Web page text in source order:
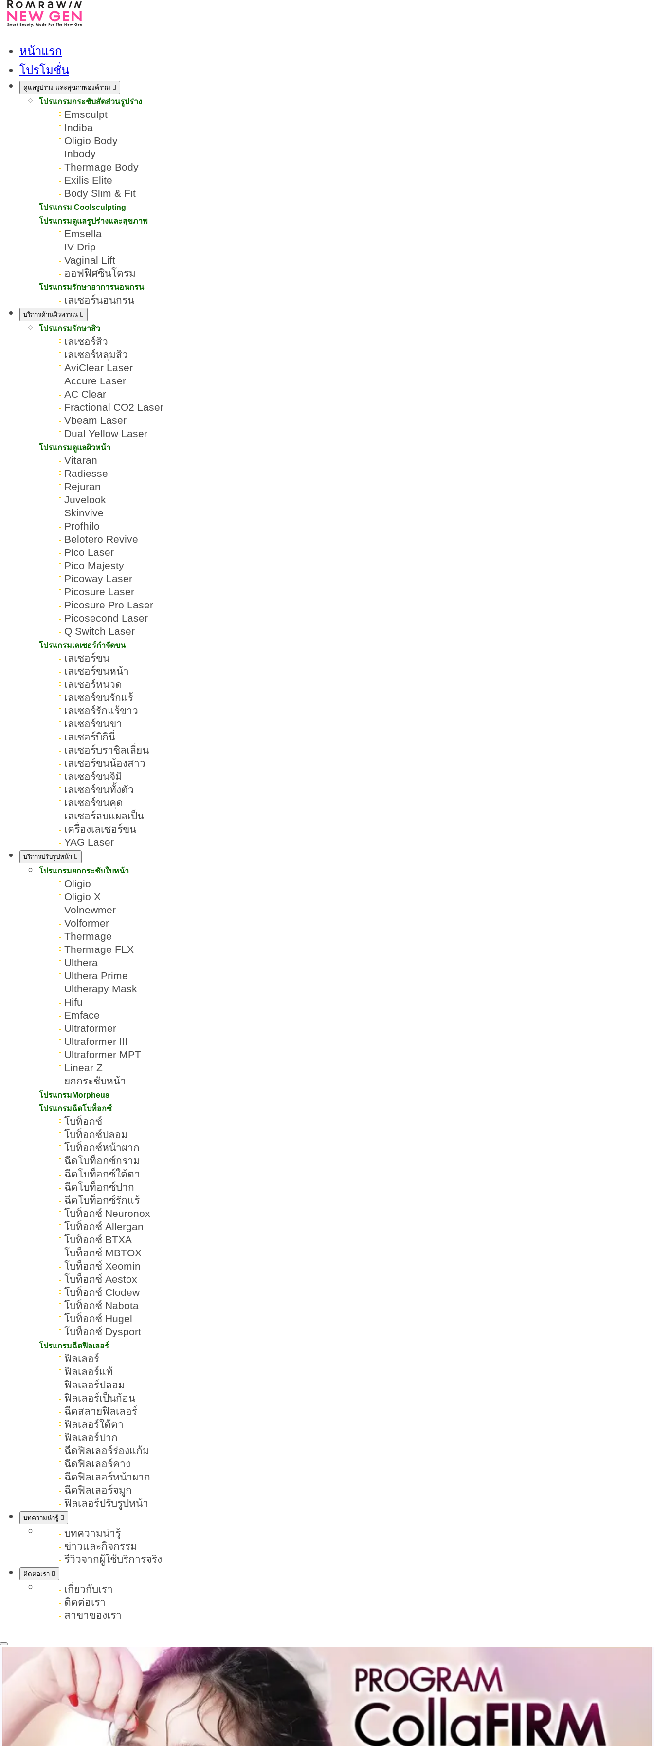
หน้าแรก
โปรโมชั่น
ดูแลรูปร่าง และสุขภาพองค์รวม
โปรแกรมกระชับสัดส่วนรูปร่าง
Emsculpt
Indiba
Oligio Body
Inbody
Thermage Body
Exilis Elite
Body Slim & Fit
โปรแกรม Coolsculpting
โปรแกรมดูแลรูปร่างและสุขภาพ
Emsella
IV Drip
Vaginal Lift
ออฟฟิศซินโดรม
โปรแกรมรักษาอาการนอนกรน
เลเซอร์นอนกรน
บริการด้านผิวพรรณ
โปรแกรมรักษาสิว
เลเซอร์สิว
เลเซอร์หลุมสิว
AviClear Laser
Accure Laser
AC Clear
Fractional CO2 Laser
Vbeam Laser
Dual Yellow Laser
โปรแกรมดูแลผิวหน้า
Vitaran
Radiesse
Rejuran
Juvelook
Skinvive
Profhilo
Belotero Revive
Pico Laser
Pico Majesty
Picoway Laser
Picosure Laser
Picosure Pro Laser
Picosecond Laser
Q Switch Laser
โปรแกรมเลเซอร์กำจัดขน
เลเซอร์ขน
เลเซอร์ขนหน้า
เลเซอร์หนวด
เลเซอร์ขนรักแร้
เลเซอร์รักแร้ขาว
เลเซอร์ขนขา
เลเซอร์บิกินี่
เลเซอร์บราซิลเลี่ยน
เลเซอร์ขนน้องสาว
เลเซอร์ขนจิมิ
เลเซอร์ขนทั้งตัว
เลเซอร์ขนคุด
เลเซอร์ลบแผลเป็น
เครื่องเลเซอร์ขน
YAG Laser
บริการปรับรูปหน้า
โปรแกรมยกกระชับใบหน้า
Oligio
Oligio X
Volnewmer
Volformer
Thermage
Thermage FLX
Ulthera
Ulthera Prime
Ultherapy Mask
Hifu
Emface
Ultraformer
Ultraformer III
Ultraformer MPT
Linear Z
ยกกระชับหน้า
โปรแกรมMorpheus
โปรแกรมฉีดโบท็อกซ์
โบท็อกซ์
โบท็อกซ์ปลอม
โบท็อกซ์หน้าผาก
ฉีดโบท็อกซ์กราม
ฉีดโบท็อกซ์ใต้ตา
ฉีดโบท็อกซ์ปาก
ฉีดโบท็อกซ์รักแร้
โบท็อกซ์ Neuronox
โบท็อกซ์ Allergan
โบท็อกซ์ BTXA
โบท็อกซ์ MBTOX
โบท็อกซ์ Xeomin
โบท็อกซ์ Aestox
โบท็อกซ์ Clodew
โบท็อกซ์ Nabota
โบท็อกซ์ Hugel
โบท็อกซ์ Dysport
โปรแกรมฉีดฟิลเลอร์
ฟิลเลอร์
ฟิลเลอร์แท้
ฟิลเลอร์ปลอม
ฟิลเลอร์เป็นก้อน
ฉีดสลายฟิลเลอร์
ฟิลเลอร์ใต้ตา
ฟิลเลอร์ปาก
ฉีดฟิลเลอร์ร่องแก้ม
ฉีดฟิลเลอร์คาง
ฉีดฟิลเลอร์หน้าผาก
ฉีดฟิลเลอร์จมูก
ฟิลเลอร์ปรับรูปหน้า
บทความน่ารู้
บทความน่ารู้
ข่าวและกิจกรรม
รีวิวจากผู้ใช้บริการจริง
ติดต่อเรา
เกี่ยวกับเรา
ติดต่อเรา
สาขาของเรา
บทความโปรแกรมดูแลผิวหน้า
Program Profhilo เป็นเทคโนโลยีฉีดเพื่อฟื้นฟูผิวในระดับโครงสร้าง กระตุ้นคอลลาเจน และอีลาสตินในผิวหนัง ลดเลือนริ้ว
สกินแคร์คืออะไร? เป็นการบำรุงและปกป้องผิวให้แข็งแรง ดูสุขภาพดีขึ้นทั้งผิวหน้าและผิวกาย หัวใจหลักของการเลือกคือ